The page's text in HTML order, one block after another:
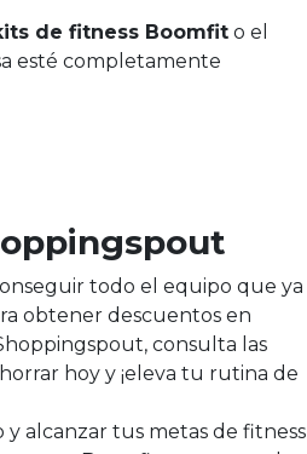
de fitness Boomfit o el
esté completamente
todo el equipo que ya
obtener descuentos en
consulta las
hoy y ¡eleva tu rutina de
alcanzar tus metas de fitness